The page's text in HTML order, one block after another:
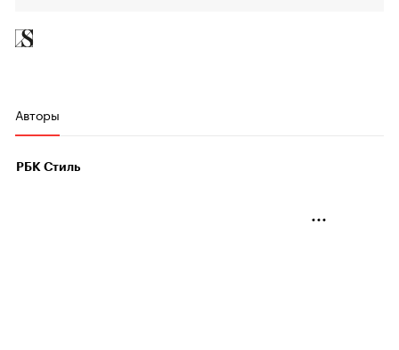
Авторы
РБК Стиль